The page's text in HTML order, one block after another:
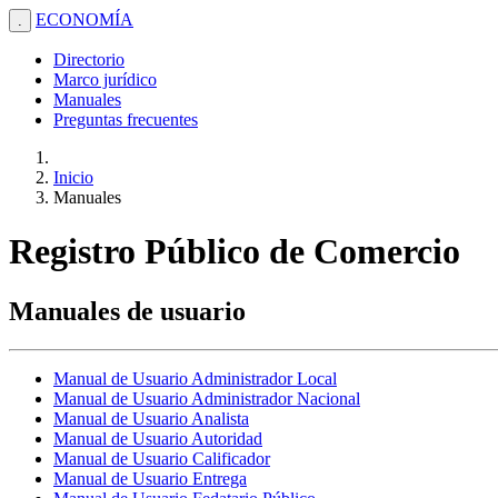
. ECONOMÍA
Directorio
Marco jurídico
Manuales
Preguntas frecuentes
Inicio
Manuales
Registro Público de Comercio
Manuales de usuario
Manual de Usuario Administrador Local
Manual de Usuario Administrador Nacional
Manual de Usuario Analista
Manual de Usuario Autoridad
Manual de Usuario Calificador
Manual de Usuario Entrega